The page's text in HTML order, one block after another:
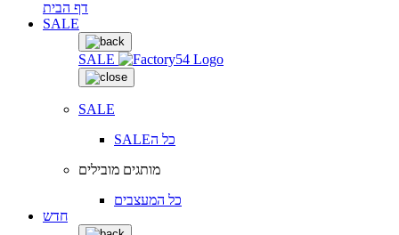
דף הבית
SALE
SALE
SALE
SALEכל ה
מותגים מובילים
כל המעצבים
חדש